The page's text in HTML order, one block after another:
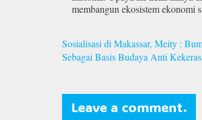
membangun ekosistem ekonomi
Navigasi
pos
Sosialisasi di Makassar, Meity :
Sebagai Basis Budaya Anti
Leave a comment.